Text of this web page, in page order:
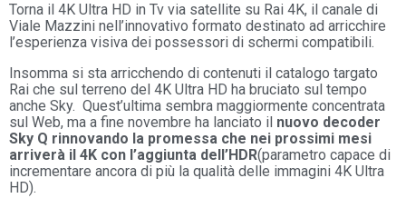
Torna il 4K Ultra HD in Tv via satellite su Rai 4K, il canale di
Viale Mazzini nell’innovativo formato destinato ad arricchire
l’esperienza visiva dei possessori di schermi compatibili.
Insomma si sta arricchendo di contenuti il catalogo targato
Rai che sul terreno del 4K Ultra HD ha bruciato sul tempo
anche Sky. Quest’ultima sembra maggiormente concentrata
sul Web, ma a fine novembre ha lanciato il nuovo decoder
Sky Q rinnovando la promessa che nei prossimi mesi
arriverà il 4K con l’aggiunta dell’HDR(parametro capace di
incrementare ancora di più la qualità delle immagini 4K Ultra
HD).